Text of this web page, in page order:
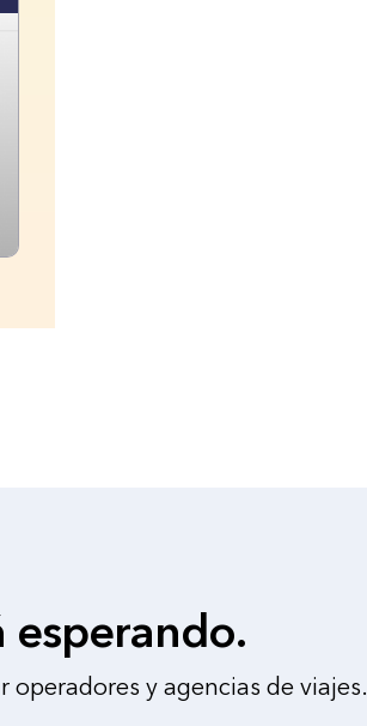
esperando.
y agencias de viajes.